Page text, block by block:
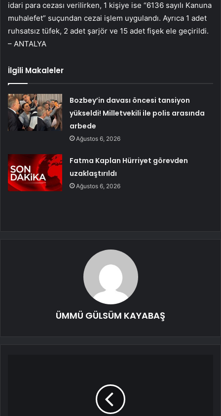
idari para cezası verilirken, 1 kişiye ise “6136 sayılı Kanuna
muhalefet” suçundan cezai işlem uygulandı. Ayrıca 1 adet
ruhsatsız tüfek, 2 adet şarjör ve 15 adet fişek ele geçirildi.
– ANTALYA
İlgili Makaleler
Bozbey’in davası öncesi tansiyon
yükseldi! Milletvekili ile polis arasında
arbede
Ağustos 6, 2026
Fatma Kaplan Hürriyet görevden
uzaklaştırıldı
Ağustos 6, 2026
ÜMMÜ GÜLSÜM KAYABAŞ